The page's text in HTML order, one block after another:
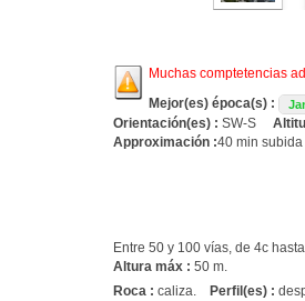
Muchas comptetencias
Mejor(es) época(s) :
Orientación(es) : SW-S
Approximación :40 min
Entre 50 y 100 vías, de 4c
Altura máx : 50 m.
Roca : caliza. Perfil(es) :